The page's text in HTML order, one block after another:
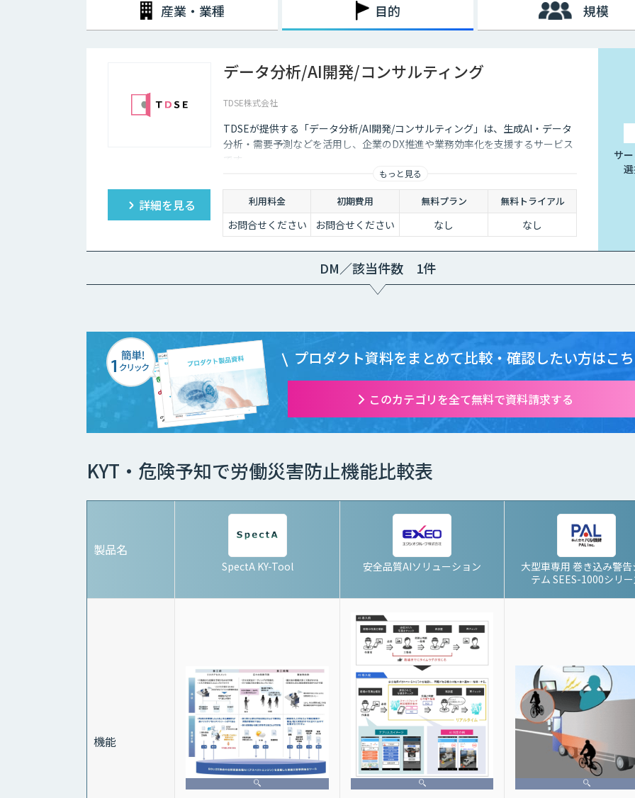
産業・業種 目的 規模
データ分析/AI開発/コンサルティング
TDSE株式会社
TDSEが提供する「データ分析/AI開発/コンサルティング」は、生成AI・データ
分析・需要予測などを活用し、企業のDX推進や業務効率化を支援するサービス
です。
もっと見る
詳細を見る 利用料金 初期費用 無料プラン 無料トライアル
お問合せください お問合せください なし なし
サ
DM／該当件数 1件
プロダクト資料をまとめて比較・確認したい方はこ
このカテゴリを全て無料で資料請求する
KYT・危険予知で労働災害防止機能比較表
製品名
SpectA KY-Tool 安全品質AIソリューション
大型車専用 巻き込み警告
テム SEES-1000シリー
機能